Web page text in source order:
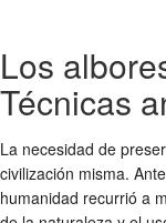
Los
Técnicas
La necesidad de
civilización misma.
humanidad recurrió a